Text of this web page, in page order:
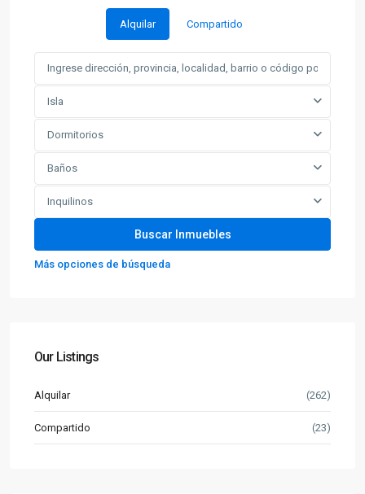
Alquilar Compartido
Isla
Dormitorios
Baños
Inquilinos
Más opciones de búsqueda
Our Listings
Alquilar (262)
Compartido (23)